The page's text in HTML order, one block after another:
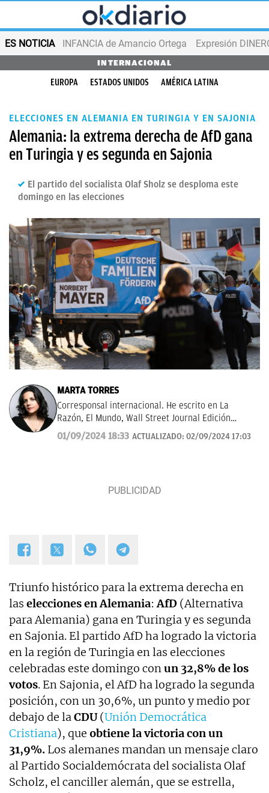
ES NOTICIA INFANCIA de Amancio Ortega Expresión
INTERNACIONAL
EUROPA ESTADOS UNIDOS AMÉRICA LATINA
ELECCIONES EN ALEMANIA EN TURINGIA Y EN SAJONIA
Alemania: la extrema derecha de AfD gana
en Turingia y es segunda en Sajonia
El partido del socialista Olaf Sholz se desploma este
domingo en las elecciones
MARTA TORRES
Corresponsal internacional. He escrito en La
Razón, El Mundo, Wall Street Journal Edición
Américas.
01/09/2024 18:33 ACTUALIZADO: 02/09/2024 17:03
Triunfo histórico para la extrema derecha en
las elecciones en Alemania:AfD (Alternativa
para Alemania) gana en Turingia y es segunda
en Sajonia. El partido AfD ha logrado la victoria
en la región de Turingia en las elecciones
celebradas este domingo conun 32,8% de los
votos. En Sajonia, el AfD ha logrado la segunda
posición, con un 30,6%, un punto y medio por
debajo de laCDU(Unión Democrática
Cristiana), que obtiene la victoria con un
31,9%. Los alemanes mandan un mensaje claro
al Partido Socialdemócrata del socialista Olaf
Scholz, el canciller alemán, que se estrella,